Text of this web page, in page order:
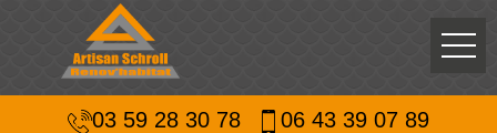
03 59 28 30 78 06 43 39 07 89